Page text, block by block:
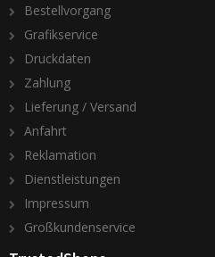
Bestellvorgang
Grafikservice
Druckdaten
Zahlung
Lieferung / Versand
Anfahrt
Reklamation
Dienstleistungen
Impressum
Großkundenservice